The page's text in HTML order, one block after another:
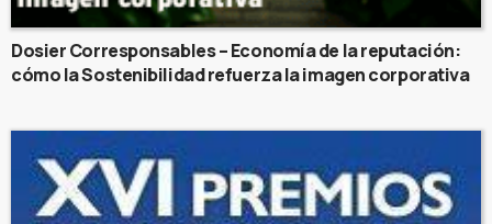
Dosier Corresponsables – Economía de la reputación:
cómo la Sostenibilidad refuerza la imagen corporativa